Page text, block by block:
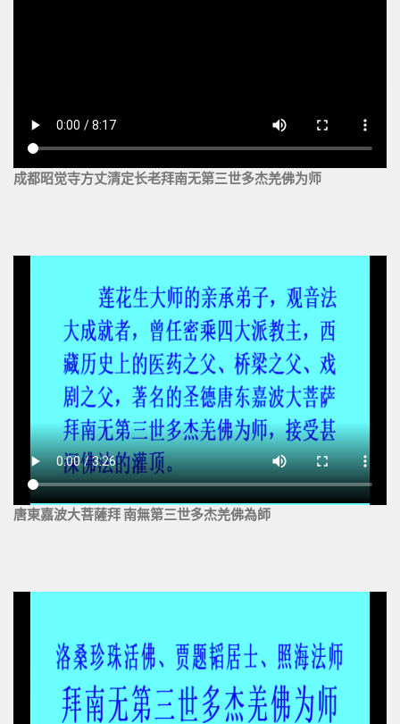
成都昭觉寺方丈清定长老拜南无第三世多杰羌佛为师
唐東嘉波大菩薩拜 南無第三世多杰羌佛為師